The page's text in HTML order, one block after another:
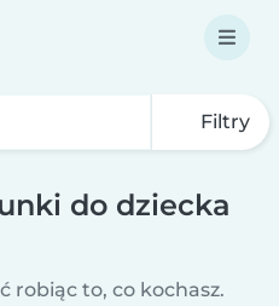
Filtry
do dziecka
robiąc to, co kochasz.